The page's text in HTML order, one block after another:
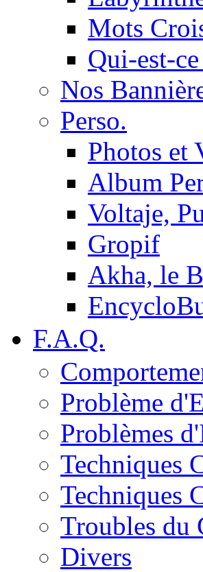
Mots
Qui-est-ce
Nos
Perso.
Photos et
Album
Voltaje,
Gropif
Akha, le
F.A.Q.
Problème
Problèmes
Techniques
Techniques
Troubles du
Divers